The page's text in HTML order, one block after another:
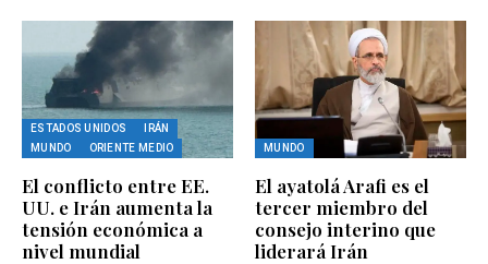
ESTADOS UNIDOS
IRÁN
MUNDO
ORIENTE MEDIO
El conflicto entre EE.
UU. e Irán aumenta la
tensión económica a
nivel mundial
MUNDO
El ayatolá Arafi es el
tercer miembro del
consejo interino que
liderará Irán